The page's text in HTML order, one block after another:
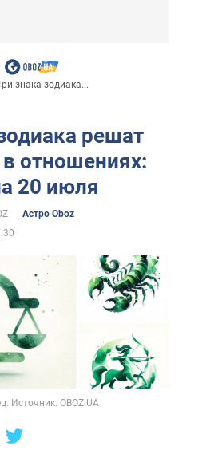
знака зодиака...
решат
отношениях:
20 июля
Астро Oboz
Источник: OBOZ.UA